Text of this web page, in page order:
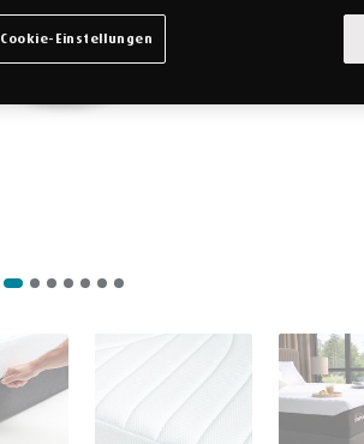
Cookie-Einstellungen